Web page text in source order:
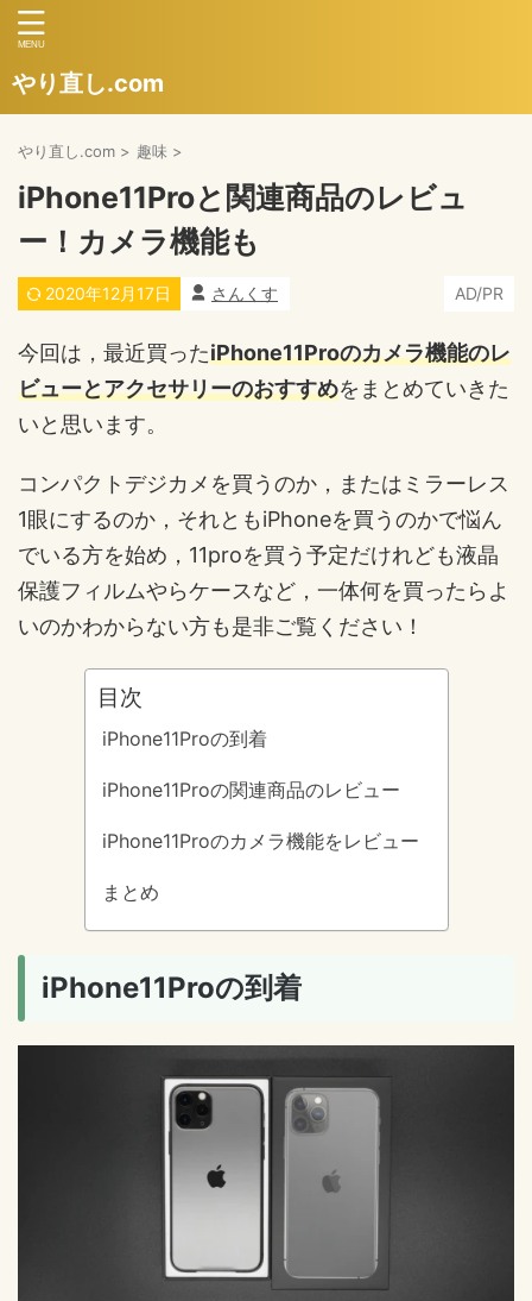
やり直し.com
やり直し.com > 趣味 >
iPhone11Proと関連商品のレビュ
ー！カメラ機能も
2020年12月17日 さんくす AD/PR
今回は，最近買ったiPhone11Proのカメラ機能のレ
ビューとアクセサリーのおすすめをまとめていきた
いと思います。
コンパクトデジカメを買うのか，またはミラーレス
1眼にするのか，それともiPhoneを買うのかで悩ん
でいる方を始め，11proを買う予定だけれども液晶
保護フィルムやらケースなど，一体何を買ったらよ
いのかわからない方も是非ご覧ください！
目次
iPhone11Proの到着
iPhone11Proの関連商品のレビュー
iPhone11Proのカメラ機能をレビュー
まとめ
iPhone11Proの到着